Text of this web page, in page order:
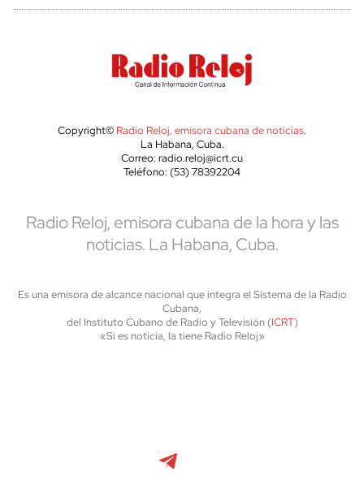
Copyright© Radio Reloj, emisora cubana de noticias.
La Habana, Cuba.
Correo: radio.reloj@icrt.cu
Teléfono: (53) 78392204
Radio Reloj, emisora cubana de la hora y las
noticias. La Habana, Cuba.
Es una emisora de alcance nacional que integra el Sistema de la Radio
Cubana,
del Instituto Cubano de Radio y Televisión (ICRT)
«Si es noticia, la tiene Radio Reloj»